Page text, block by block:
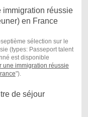
immigration réussie
en France
sélection sur le
(types: Passeport talent
est disponible
une immigration réussie
") .
de séjour